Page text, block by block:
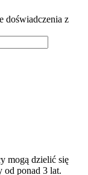
doświadczenia z
mogą dzielić się
od ponad 3 lat.